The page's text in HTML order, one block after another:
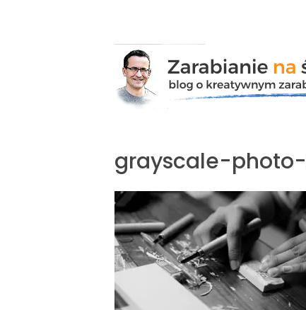
grayscale-